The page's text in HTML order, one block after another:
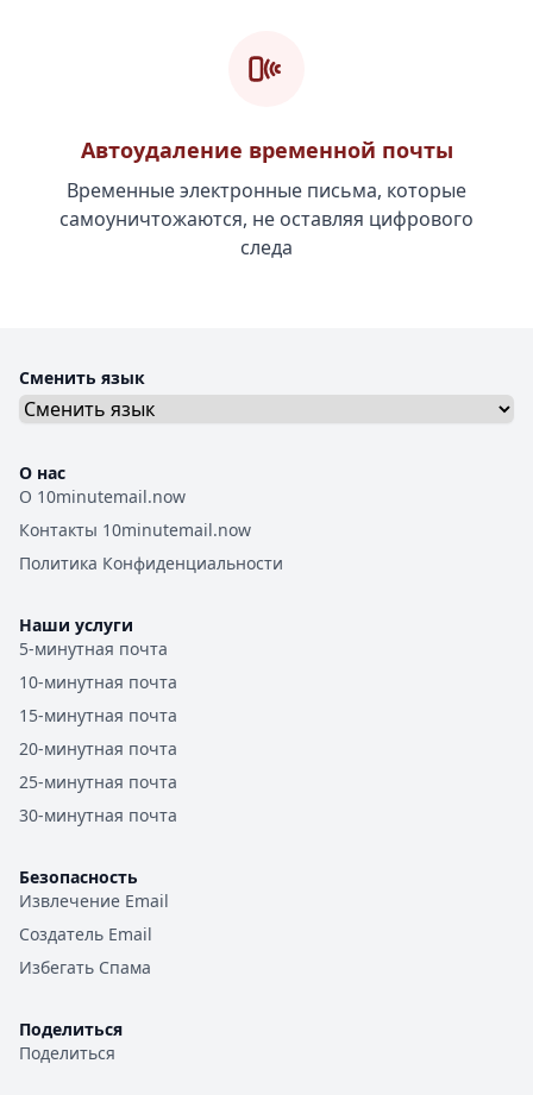
Автоудаление временной почты
Временные электронные письма, которые
самоуничтожаются, не оставляя цифрового
следа
Сменить язык
О нас
О 10minutemail.now
Контакты 10minutemail.now
Политика Конфиденциальности
Наши услуги
5-минутная почта
10-минутная почта
15-минутная почта
20-минутная почта
25-минутная почта
30-минутная почта
Безопасность
Извлечение Email
Создатель Email
Избегать Спама
Поделиться
Поделиться